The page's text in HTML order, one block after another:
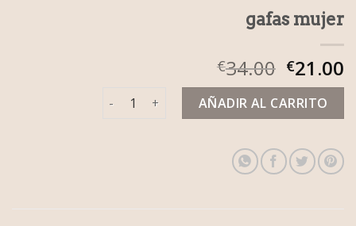
gafas mujer
€34.00 €21.00
gafas mujer cantidadAÑADIR AL CARRITO